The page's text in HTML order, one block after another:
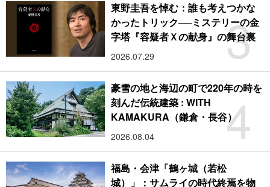
3
東野圭吾を悼む：誰も考えつかな
かったトリック──ミステリーの金
字塔『容疑者Ｘの献身』の舞台裏
2026.07.29
4
豪雪の地と海辺の町で220年の時を
刻んだ伝統建築 : WITH
KAMAKURA（鎌倉・長谷）
2026.08.04
福島・会津「鶴ヶ城（若松
城）」：サムライの時代終焉を物